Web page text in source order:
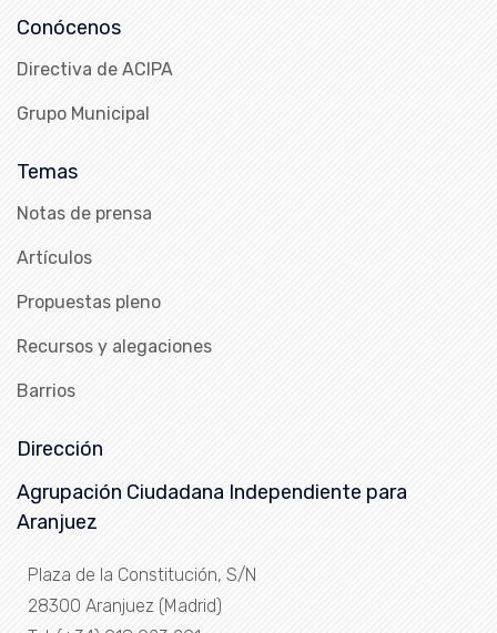
Conócenos
Directiva de ACIPA
Grupo Municipal
Temas
Notas de prensa
Artículos
Propuestas pleno
Recursos y alegaciones
Barrios
Dirección
Agrupación Ciudadana Independiente para
Aranjuez
Plaza de la Constitución, S/N
28300 Aranjuez (Madrid)